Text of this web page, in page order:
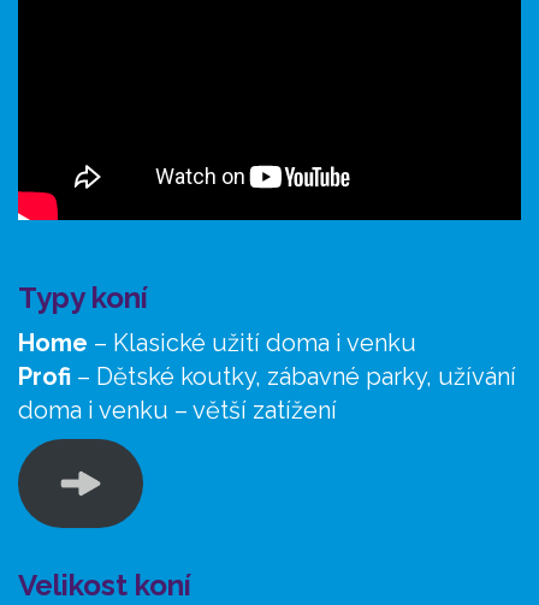
Typy koní
Home – Klasické užití doma i venku
Profi – Dětské koutky, zábavné parky, užívání
doma i venku – větší zatížení
Velikost koní